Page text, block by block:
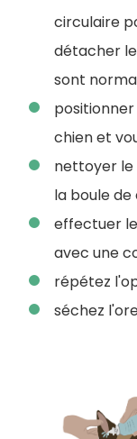
circulaire
détacher
sont
chien et
nettoyer le
la boule
effectuer
avec une
répétez
séchez